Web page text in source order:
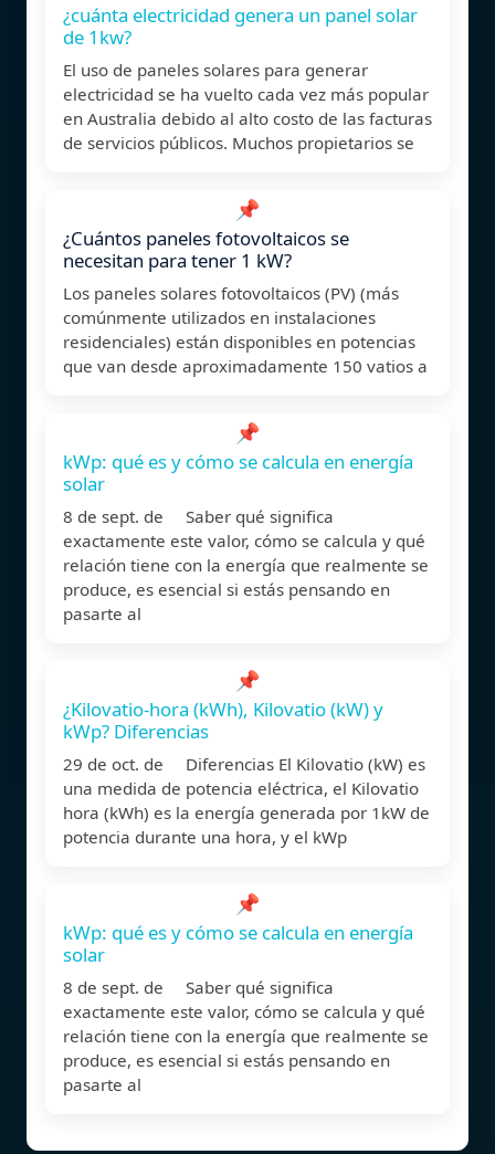
¿cuánta electricidad genera un panel solar
de 1kw?
El uso de paneles solares para generar
electricidad se ha vuelto cada vez más popular
en Australia debido al alto costo de las facturas
de servicios públicos. Muchos propietarios se
📌
¿Cuántos paneles fotovoltaicos se
necesitan para tener 1 kW?
Los paneles solares fotovoltaicos (PV) (más
comúnmente utilizados en instalaciones
residenciales) están disponibles en potencias
que van desde aproximadamente 150 vatios a
📌
kWp: qué es y cómo se calcula en energía
solar
8 de sept. de Saber qué significa
exactamente este valor, cómo se calcula y qué
relación tiene con la energía que realmente se
produce, es esencial si estás pensando en
pasarte al
📌
¿Kilovatio-hora (kWh), Kilovatio (kW) y
kWp? Diferencias
29 de oct. de Diferencias El Kilovatio (kW) es
una medida de potencia eléctrica, el Kilovatio
hora (kWh) es la energía generada por 1kW de
potencia durante una hora, y el kWp
📌
kWp: qué es y cómo se calcula en energía
solar
8 de sept. de Saber qué significa
exactamente este valor, cómo se calcula y qué
relación tiene con la energía que realmente se
produce, es esencial si estás pensando en
pasarte al